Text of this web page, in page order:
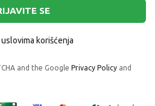
SE
uslovima korišćenja
and the Google Privacy Policy and